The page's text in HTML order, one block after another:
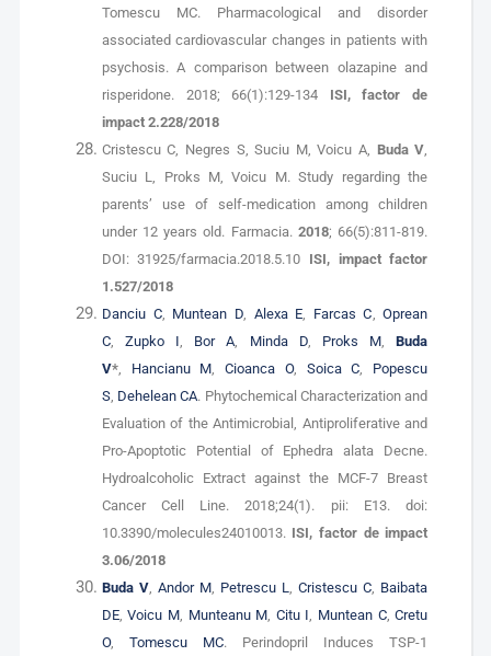
Tomescu MC. Pharmacological and disorder
associated cardiovascular changes in patients with
psychosis. A comparison between olazapine and
risperidone. 2018; 66(1):129-134 ISI, factor de
impact 2.228/2018
Cristescu C, Negres S, Suciu M, Voicu A, Buda V,
Suciu L, Proks M, Voicu M. Study regarding the
parents’ use of self-medication among children
under 12 years old. Farmacia. 2018; 66(5):811-819.
DOI: 31925/farmacia.2018.5.10 ISI, impact factor
1.527/2018
Danciu C, Muntean D, Alexa E, Farcas C,Oprean
C,Zupko I, Bor A, Minda D, Proks M,Buda
V*, Hancianu M,Cioanca O, Soica C, Popescu
S, Dehelean CA. Phytochemical Characterization and
Evaluation of the Antimicrobial, Antiproliferative and
Pro-Apoptotic Potential of Ephedra alata Decne.
Hydroalcoholic Extract against the MCF-7 Breast
Cancer Cell Line. 2018;24(1). pii: E13. doi:
10.3390/molecules24010013. ISI, factor de impact
3.06/2018
Buda V, Andor M, Petrescu L,Cristescu C, Baibata
DE,Voicu M, Munteanu M, Citu I, Muntean C,Cretu
O, Tomescu MC. Perindopril Induces TSP-1